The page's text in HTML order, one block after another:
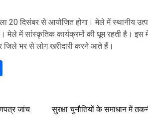
20 दिसंबर से आयोजित होगा। मेले में स्थानीय
मेले में सांस्कृतिक कार्यक्रमों की धूम रहती है। इस
जिले भर से लोग खरीदारी करने आते हैं।
जांच
सुरक्षा चुनौतियों के समाधान में